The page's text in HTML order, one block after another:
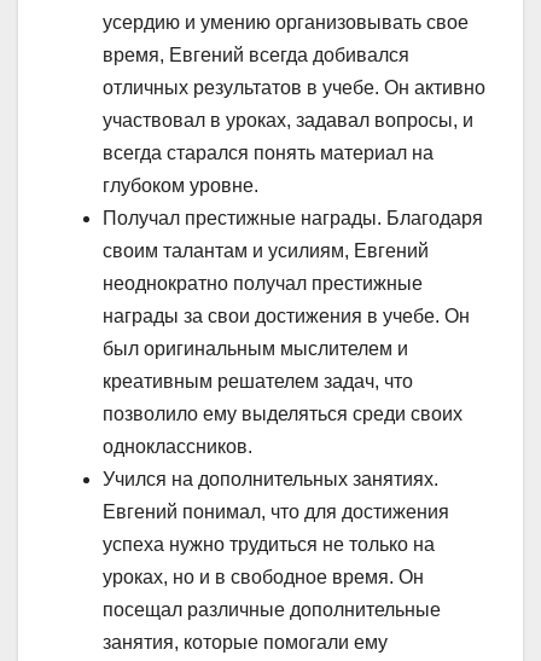
усердию и умению организовывать свое
время, Евгений всегда добивался
отличных результатов в учебе. Он активно
участвовал в уроках, задавал вопросы, и
всегда старался понять материал на
глубоком уровне.
Получал престижные награды. Благодаря
своим талантам и усилиям, Евгений
неоднократно получал престижные
награды за свои достижения в учебе. Он
был оригинальным мыслителем и
креативным решателем задач, что
позволило ему выделяться среди своих
одноклассников.
Учился на дополнительных занятиях.
Евгений понимал, что для достижения
успеха нужно трудиться не только на
уроках, но и в свободное время. Он
посещал различные дополнительные
занятия, которые помогали ему